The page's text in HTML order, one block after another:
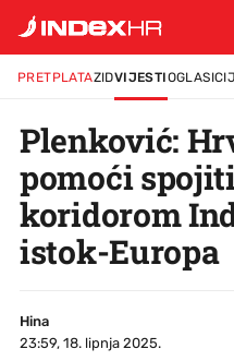
PRETPLATAZIDVIJESTIOGLASI
Plenković:
pomoći
koridorom
istok-Europa
Hina
23:59, 18. lipnja 2025.